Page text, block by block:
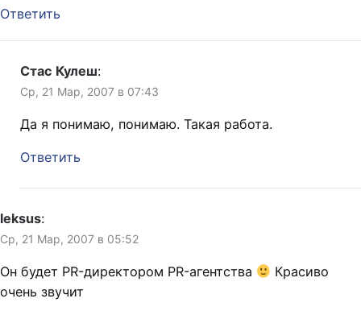
Ответить
Стас Кулеш:
Ср, 21 Мар, 2007 в 07:43
Да я понимаю, понимаю. Такая работа.
Ответить
leksus:
Ср, 21 Мар, 2007 в 05:52
Он будет PR-директором PR-агентства
Красиво
очень звучит